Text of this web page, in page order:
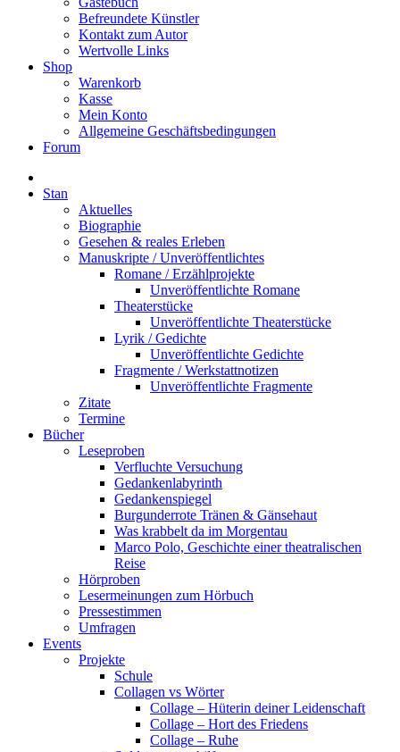
Befreundete Künstler
Kontakt zum Autor
Wertvolle Links
Shop
Warenkorb
Kasse
Mein Konto
Allgemeine Geschäftsbedingungen
Forum
Stan
Aktuelles
Biographie
Gesehen & reales Erleben
Manuskripte / Unveröffentlichtes
Romane / Erzählprojekte
Unveröffentlichte Romane
Theaterstücke
Unveröffentlichte Theaterstücke
Lyrik / Gedichte
Unveröffentlichte Gedichte
Fragmente / Werkstattnotizen
Unveröffentlichte Fragmente
Zitate
Termine
Bücher
Leseproben
Verfluchte Versuchung
Gedankenlabyrinth
Gedankenspiegel
Burgunderrote Tränen & Gänsehaut
Was krabbelt da im Morgentau
Marco Polo, Geschichte einer theatralischen
Reise
Hörproben
Lesermeinungen zum Hörbuch
Pressestimmen
Umfragen
Events
Projekte
Schule
Collagen vs Wörter
Collage – Hüterin deiner Leidenschaft
Collage – Hort des Friedens
Collage – Ruhe